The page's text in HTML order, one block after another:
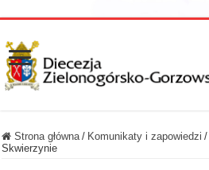
Strona główna / Komunikaty i zapowiedzi /
Skwierzynie